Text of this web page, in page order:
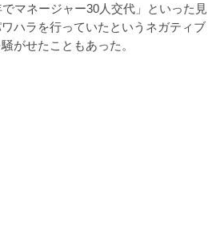
マネージャー30人交代」といった見
ハラを行っていたというネガティブ
がせたこともあった。